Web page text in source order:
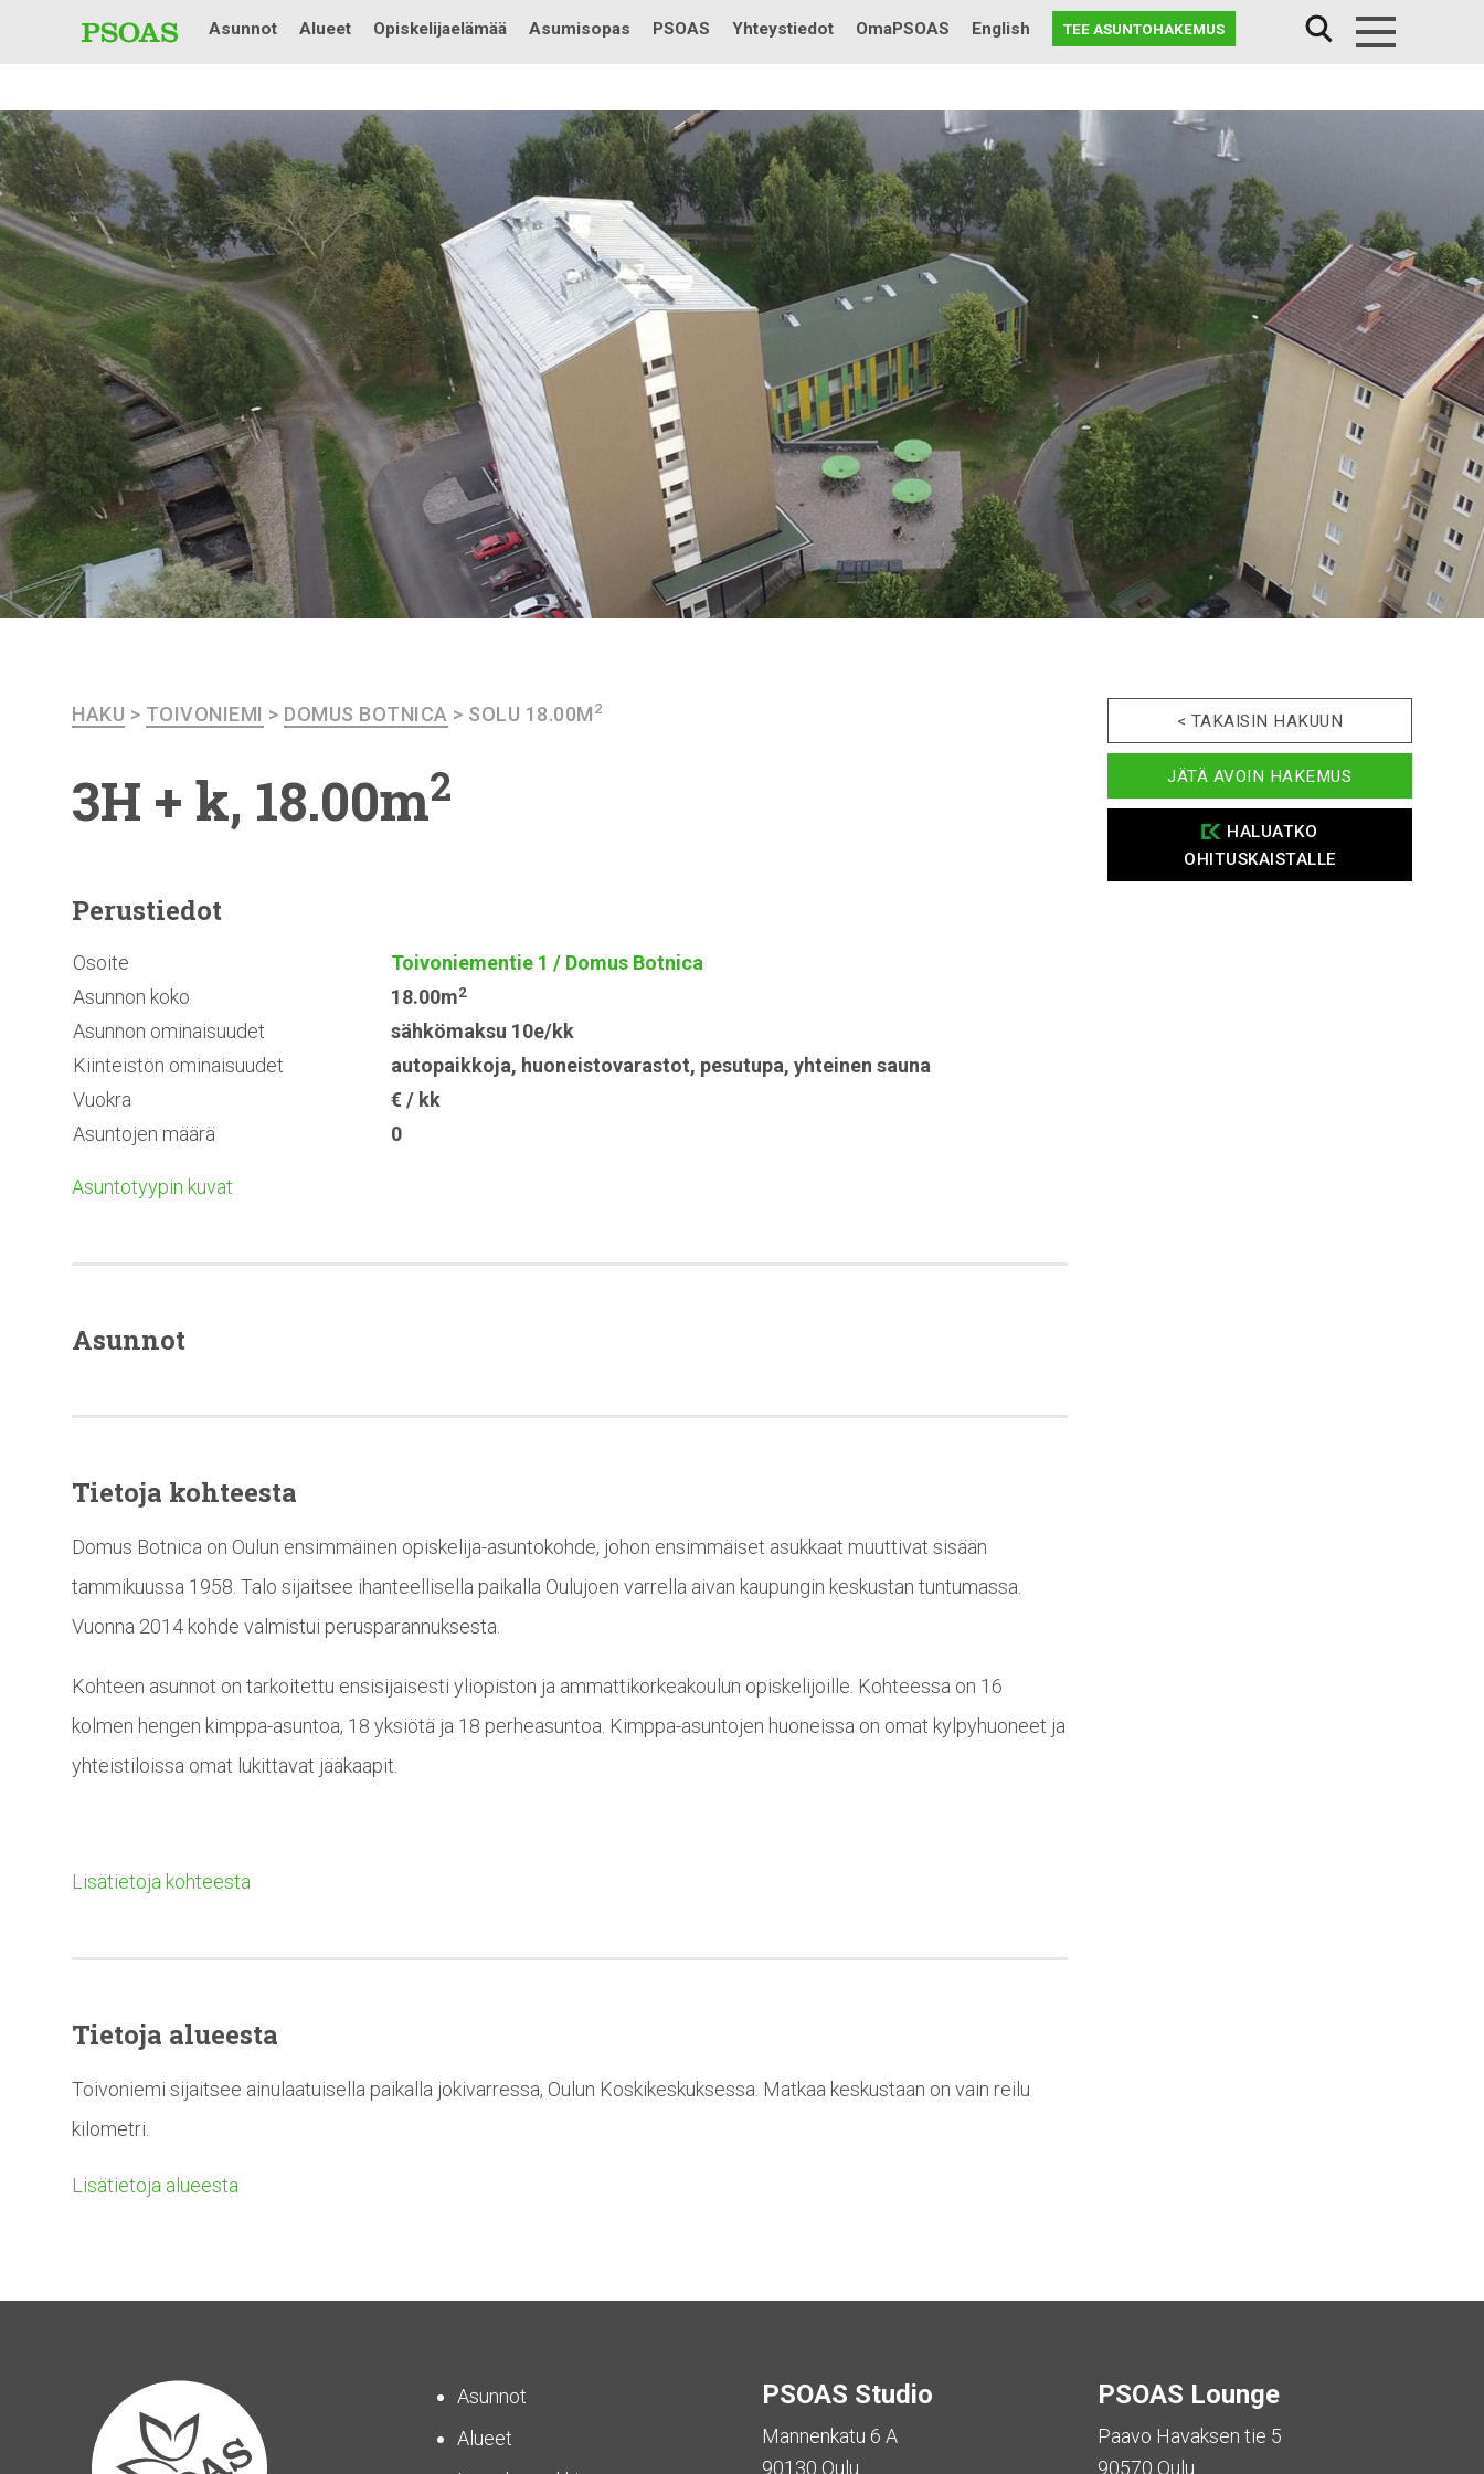
Testi
Asunnot Alueet Opiskelijaelämää Asumisopas PSOAS Yhteystiedot OmaPSOAS English TEE ASUNTOHAKEMUS
HAKU > TOIVONIEMI > DOMUS BOTNICA > SOLU 18.00M2
3H + k, 18.00m2
Perustiedot
Osoite
Toivoniementie 1 / Domus Botnica
Asunnon koko
18.00m2
Asunnon ominaisuudet
sähkömaksu 10e/kk
Kiinteistön ominaisuudet
autopaikkoja, huoneistovarastot, pesutupa, yhteinen sauna
Vuokra
€ / kk
Asuntojen määrä
0
Asuntotyypin kuvat
Asunnot
Tietoja kohteesta
Domus Botnica on Oulun ensimmäinen opiskelija-asuntokohde, johon ensimmäiset asukkaat muuttivat sisään
tammikuussa 1958. Talo sijaitsee ihanteellisella paikalla Oulujoen varrella aivan kaupungin keskustan tuntumassa.
Vuonna 2014 kohde valmistui perusparannuksesta.
Kohteen asunnot on tarkoitettu ensisijaisesti yliopiston ja ammattikorkeakoulun opiskelijoille. Kohteessa on 16
kolmen hengen kimppa-asuntoa, 18 yksiötä ja 18 perheasuntoa. Kimppa-asuntojen huoneissa on omat kylpyhuoneet ja
yhteistiloissa omat lukittavat jääkaapit.
Lisätietoja kohteesta
Tietoja alueesta
Toivoniemi sijaitsee ainulaatuisella paikalla jokivarressa, Oulun Koskikeskuksessa. Matkaa keskustaan on vain reilu
kilometri.
Lisätietoja alueesta
< TAKAISIN HAKUUN
JÄTÄ AVOIN HAKEMUS
HALUATKO
OHITUSKAISTALLE
Asunnot
Alueet
PSOAS Studio
Mannenkatu 6 A
90130 Oulu
PSOAS Lounge
Paavo Havaksen tie 5
90570 Oulu